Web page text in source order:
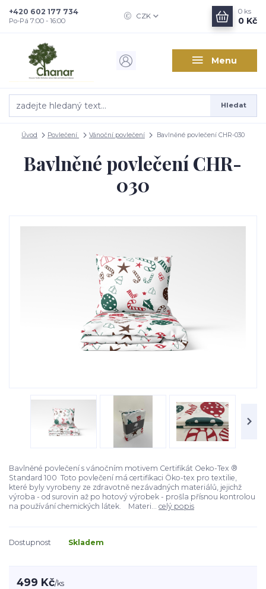
Menu
CZK
Hledat
+420 602 177 734
Po-Pá 7:00 - 16:00
0 ks
0 Kč
Úvod Povlečení Vánoční povlečení Bavlněné povlečení CHR-030
Bavlněné povlečení CHR-
030
Bavlněné povlečení s vánočním motivem Certifikát Oeko-Tex ®
Standard 100 Toto povlečení má certifikaci Öko-tex pro textilie,
které byly vyrobeny ze zdravotně nezávadných materiálů, jejichž
výroba - od surovin až po hotový výrobek - prošla přísnou kontrolou
na používání chemických látek. Materi... celý popis
Dostupnost Skladem
499 Kč/ks